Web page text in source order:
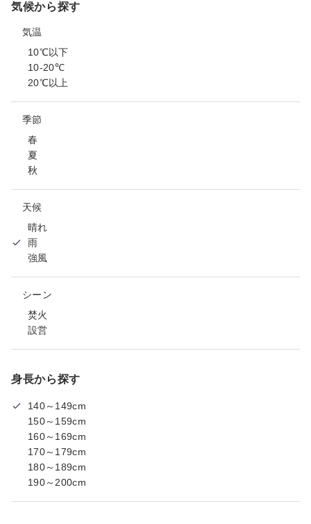
気候から探す
気温
10℃以下
10-20℃
20℃以上
季節
春
夏
秋
天候
晴れ
雨
強風
シーン
焚火
設営
身長から探す
140～149cm
150～159cm
160～169cm
170～179cm
180～189cm
190～200cm